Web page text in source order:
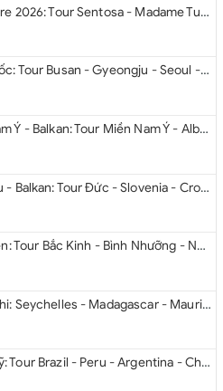
Du lịch Singapore 2026: Tour Sentosa - Madame Tussauds - Garden By The Bay - Jewel từ Hà Nội
Du lịch Hàn Quốc: Tour Busan - Gyeongju - Seoul - Đảo Nami - Tàu Điện Ven Biển Haeundae - Cầu Kính Oryukdo - Làng Văn Hóa Huinnyeoul từ Hà Nội 2026
Du lịch Miền Nam Ý - Balkan: Tour Miền Nam Ý - Albania - Montenegro - Croatia - Slovenia từ Hà Nội 2026
Du lịch Đông Âu - Balkan: Tour Đức - Slovenia - Croatia - Hungary - Slovakia - Áo - Séc từ Hà Nội 2026
Du lịch Triều Tiên: Tour Bắc Kinh - Bình Nhưỡng - Núi Myohyang - Kaesong - Bàn Môn Điếm - Đan Đông từ Hà Nội 2026
Du Lịch Đông Phi: Seychelles - Madagascar - Mauritius 2026
Du Lịch Nam Mỹ: Tour Brazil - Peru - Argentina - Chile 2026